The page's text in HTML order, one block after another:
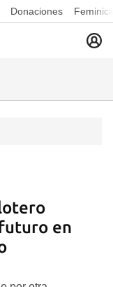
Donaciones
en